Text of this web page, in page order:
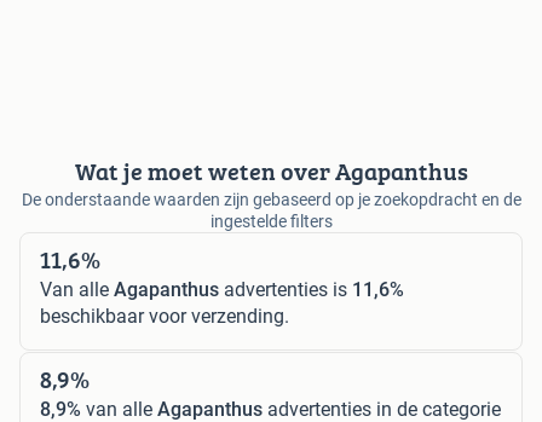
Wat je moet weten over Agapanthus
De onderstaande waarden zijn gebaseerd op je zoekopdracht en de
ingestelde filters
11,6%
Van alle Agapanthus advertenties is 11,6%
beschikbaar voor verzending.
8,9%
8,9% van alle Agapanthus advertenties in de categorie